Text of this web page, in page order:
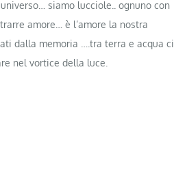
siamo lucciole.. ognuno con
amore… è l’amore la nostra
dalla memoria ….tra terra e acqua ci
nel vortice della luce.